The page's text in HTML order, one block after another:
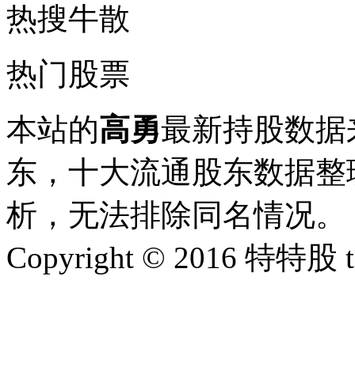
热搜牛散
热门股票
本站的高勇最新持股数
东，十大流通股东数据
析，无法排除同名情况。
Copyright © 2016 特特股